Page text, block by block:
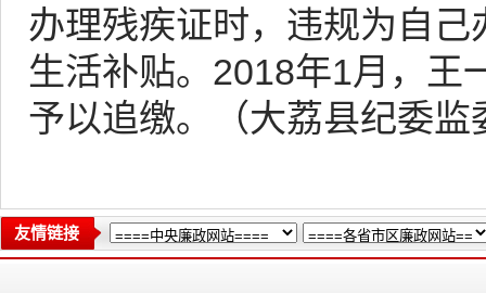
办理残疾证时，违规为自
生活补贴。2018年1月，王
予以追缴。（大荔县纪委监
友情链接